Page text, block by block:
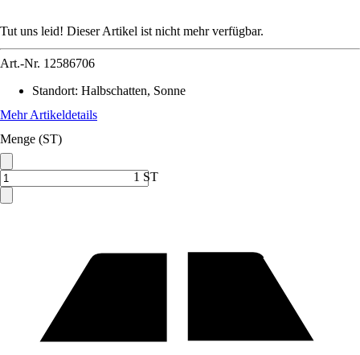
Tut uns leid! Dieser Artikel ist nicht mehr verfügbar.
Art.-Nr. 12586706
Standort: Halbschatten, Sonne
Mehr Artikeldetails
Menge (ST)
1 ST